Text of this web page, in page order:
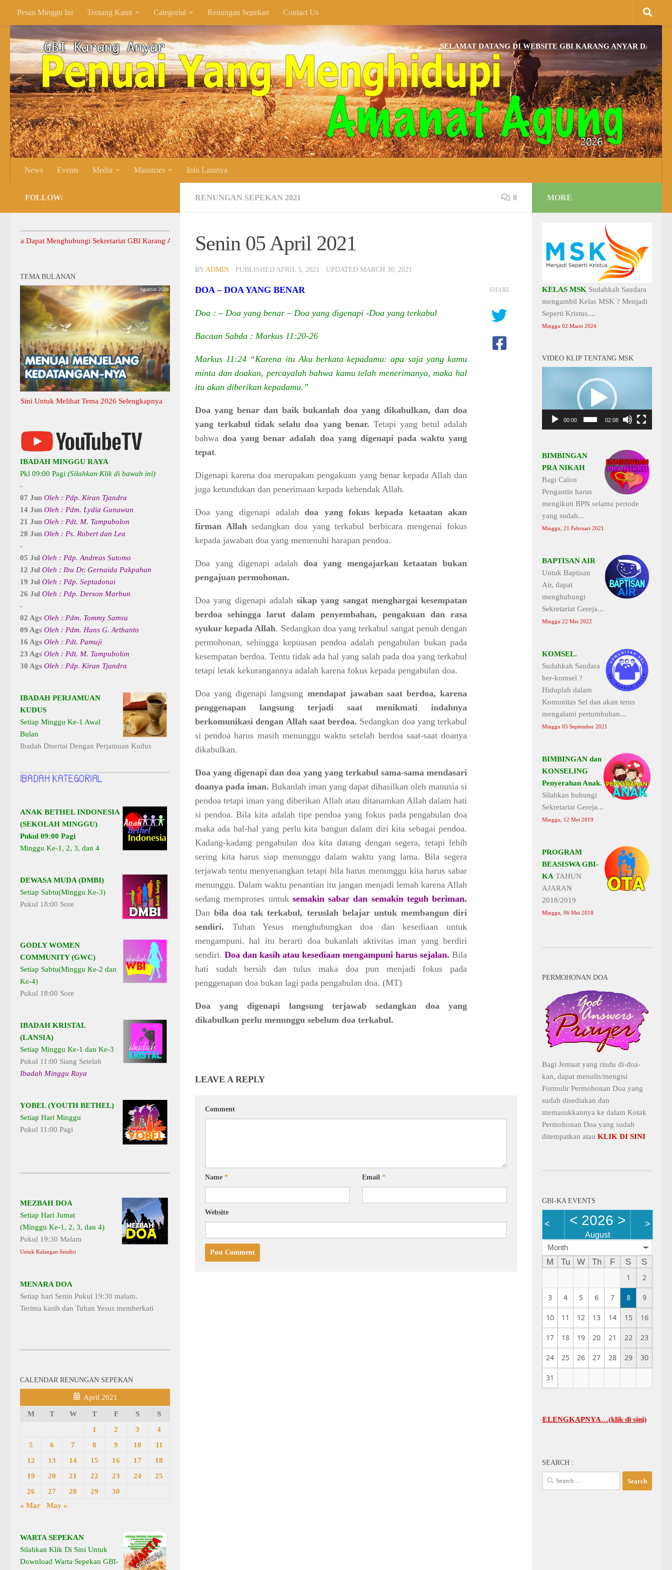
Skip to content
Pesan Minggu Ini Tentang Kami Categorial Renungan Sepekan Contact Us
SELAMAT DATANG DI WEBSITE GBI KARANG ANYAR DAN BAGI
News Events Media Ministries Info Lainnya
RENUNGAN SEPEKAN 2021 0
Senin 05 April 2021
BYADMIN · PUBLISHED APRIL 5, 2021 · UPDATED MARCH 30, 2021
DOA – DOA YANG BENAR
Doa : – Doa yang benar – Doa yang digenapi -Doa yang terkabul
Bacaan Sabda : Markus 11:20-26
Markus 11:24 “Karena itu Aku berkata kepadamu: apa saja yang kamu
minta dan doakan, percayalah bahwa kamu telah menerimanya, maka hal
itu akan diberikan kepadamu.”
Doa yang benar dan baik bukanlah doa yang dikabulkan, dan doa
yang terkabul tidak selalu doa yang benar. Tetapi yang betul adalah
bahwadoa yang benar adalah doa yang digenapi pada waktu yang
tepat.
Digenapi karena doa merupakan pengakuan yang benar kepada Allah dan
juga ketundukan dan penerimaan kepada kehendak Allah.
Doa yang digenapi adalahdoa yang fokus kepada ketaatan akan
firman Allahsedangkan doa yang terkabul berbicara mengenai fokus
kepada jawaban doa yang memenuhi harapan pendoa.
Doa yang digenapi adalah doa yang mengajarkan ketaatan bukan
pengajuan permohonan.
Doa yang digenapi adalah sikap yang sangat menghargai kesempatan
berdoa sehingga larut dalam penyembahan, pengakuan dan rasa
syukur kepada Allah. Sedangkan doa yang terkabul sangat penuh dengan
permohonan, sehingga kepuasan pendoa adalah pengabulan bukan pada
kesempatan berdoa. Tentu tidak ada hal yang salah pada doa yang terkabul
tetapi letak kekurangannya adalah karena fokus kepada pengabulan doa.
Doa yang digenapi langsung mendapat jawaban saat berdoa, karena
penggenapan langsung terjadi saat menikmati indahnya
berkomunikasi dengan Allah saat berdoa. Sedangkan doa yang terkabul
si pendoa harus masih menunggu waktu setelah berdoa saat-saat doanya
dikabulkan.
Doa yang digenapi dan doa yang yang terkabul sama-sama mendasari
doanya pada iman. Bukanlah iman yang dapat dihasilkan oleh manusia si
pendoa tetapi iman yang diberikan Allah atau ditanamkan Allah dalam hati
si pendoa. Bila kita adalah tipe pendoa yang fokus pada pengabulan doa
maka ada hal-hal yang perlu kita bangun dalam diri kita sebagai pendoa.
Kadang-kadang pengabulan doa kita datang dengan segera, tetapi lebih
sering kita harus siap menunggu dalam waktu yang lama. Bila segera
terjawab tentu menyenangkan tetapi bila harus menunggu kita harus sabar
menunggu. Dalam waktu penantian itu jangan menjadi lemah karena Allah
sedang memproses untuk semakin sabar dan semakin teguh beriman.
Danbila doa tak terkabul, teruslah belajar untuk membangun diri
sendiri. Tuhan Yesus menghubungkan doa dan kesediaan untuk
mengampuni. hal itu berarti doa bukanlah aktivitas iman yang berdiri
sendiri. Doa dan kasih atau kesediaan mengampuni harus sejalan. Bila
hati sudah bersih dan tulus maka doa pun menjadi fokus pada
penggenapan doa bukan lagi pada pengabulan doa. (MT)
Doa yang digenapi langsung terjawab sedangkan doa yang
dikabulkan perlu menunggu sebelum doa terkabul.
SHARE
LEAVE A REPLY
Comment
Name * Email*
Website
FOLLOW:
Menghubungi Sekretariat GBI Karang Anyar.
TEMA BULANAN
Melihat Tema 2026 Selengkapnya
IBADAH MINGGU RAYA
Pkl 09:00 Pagi (Silahkan Klik di bawah ini)
-
07 Jun Oleh : Pdp. Kiran Tjandra
14 Jun Oleh : Pdm. Lydia Gunawan
21 Jun Oleh : Pdt. M. Tampubolon
28 Jun Oleh : Ps. Robert dan Lea
-
05 Jul Oleh : Pdp. Andreas Sutomo
12 Jul Oleh : Ibu Dr. Gernaida Pakpahan
19 Jul Oleh : Pdp. Septadonai
26 Jul Oleh : Pdp. Derson Marbun
-
02 Ags Oleh : Pdm. Tommy Samsu
09 Ags Oleh : Pdm. Hans G. Arthanto
16 Ags Oleh : Pdt. Pamuji
23 Ags Oleh : Pdt. M. Tampubolon
30 Ags Oleh : Pdp. Kiran Tjandra
IBADAH PERJAMUAN
KUDUS
Setiap Minggu Ke-1 Awal
Bulan
Ibadah Disertai Dengan Perjamuan Kudus
ANAK BETHEL INDONESIA
(SEKOLAH MINGGU)
Pukul 09:00 Pagi
Minggu Ke-1, 2, 3, dan 4
DEWASA MUDA (DMBI)
Setiap Sabtu(Minggu Ke-3)
Pukul 18:00 Sore
GODLY WOMEN
COMMUNITY (GWC)
Setiap Sabtu(Minggu Ke-2 dan
Ke-4)
Pukul 18:00 Sore
IBADAH KRISTAL
(LANSIA)
Setiap Minggu Ke-1 dan Ke-3
Pukul 11:00 Siang Setelah
Ibadah Minggu Raya
YOBEL (YOUTH BETHEL)
Setiap Hari Minggu
Pukul 11:00 Pagi
MEZBAH DOA
Setiap Hari Jumat
(Minggu Ke-1, 2, 3, dan 4)
Pukul 19:30 Malam
Untuk Kalangan Sendiri
MENARA DOA
Setiap hari Senin Pukul 19:30 malam.
Terima kasih dan Tuhan Yesus memberkati
CALENDAR RENUNGAN SEPEKAN
April 2021
M T W T F S
S
1
2 3
4
5
6 7 8 9 10
11
12
13 14 15 16 17
18
19
20 21 22 23 24
25
26
27 28 29
30
« Mar
May »
WARTA SEPEKAN
Silahkan Klik Di Sini Untuk
Download Warta Sepekan GBI-
MORE
KELAS MSK Sudahkah Saudara
mengambil Kelas MSK ? Menjadi
Seperti Kristus....
Minggu 02 Maret 2024
VIDEO KLIP TENTANG MSK
00:00 02:08
BIMBINGAN
PRA NIKAH
Bagi Calon
Pengantin harus
mengikuti BPN selama periode
yang sudah...
Minggu, 21 Februari 2021
BAPTISAN AIR
Untuk Baptisan
Air, dapat
menghubungi
Sekretariat Gereja...
Minggu 22 Mei 2022
KOMSEL.
Sudahkah Saudara
ber-komsel ?
Hiduplah dalam
Komunitas Sel dan akan terus
mengalami pertumbuhan...
Minggu 05 September 2021
BIMBINGAN dan
KONSELING
Penyerahan Anak.
Silahkan hubungi
Sekretariat Gereja...
Minggu, 12 Mei 2019
PROGRAM
BEASISWA GBI-
KA TAHUN
AJARAN
2018/2019
Minggu, 06 Mei 2018
PERMOHONAN DOA
Bagi Jemaat yang rindu di-doa-
kan, dapat menulis/mengisi
Formulir Permohonan Doa yang
sudah disediakan dan
memasukkannya ke dalam Kotak
Permohonan Doa yang sudah
ditempatkan atau KLIK DI SINI
GBI-KA EVENTS
< < 2026 >
August
>
Month
M Tu W Th F S
S
1
2
3 4 5 6 7 8 9
10 11 12 13 14 15 16
17 18 19 20 21 22 23
24 25 26 27 28 29 30
31
JADWAL UMUM GBI-KA SELENGKAPNYA…(klik di sini)
SEARCH :
Search
for: